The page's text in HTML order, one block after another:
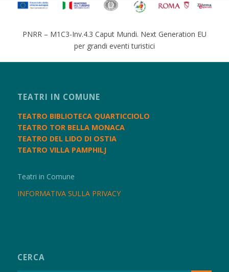
PNRR – M1C3-Inv.4.3 Caput Mundi. Next Generation EU
per grandi eventi turistici
TEATRI IN COMUNE
TEATRO BIBLIOTECA QUARTICCIOLO
TEATRO TOR BELLA MONACA
TEATRO DEL LIDO DI OSTIA
TEATRO VILLA PAMPHILJ
Teatri in Comune
INFORMATIVA SULLA PRIVACY
CERCA